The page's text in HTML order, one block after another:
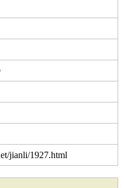
jianli/1927.html